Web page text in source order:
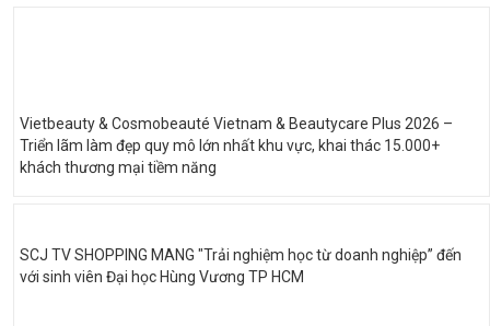
Vietbeauty & Cosmobeauté Vietnam & Beautycare Plus 2026 –
Triển lãm làm đẹp quy mô lớn nhất khu vực, khai thác 15.000+
khách thương mại tiềm năng
SCJ TV SHOPPING MANG "Trải nghiệm học từ doanh nghiệp” đến
với sinh viên Đại học Hùng Vương TP HCM